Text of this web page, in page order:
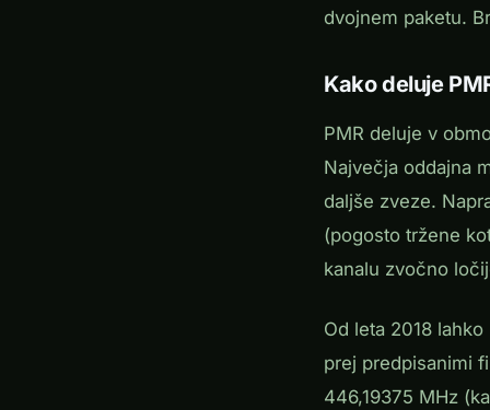
dvojnem paketu.
Kako deluje
PMR deluje v
Največja oddajna
daljše zveze.
(pogosto tržene
kanalu zvočno
Od leta 2018
prej predpisanimi
446,19375 MHz